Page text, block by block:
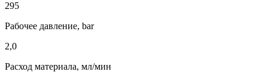
295
Рабочее давление, bar
2,0
Расход материала, мл/мин